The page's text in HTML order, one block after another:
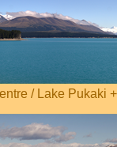
/ Lake Pukaki